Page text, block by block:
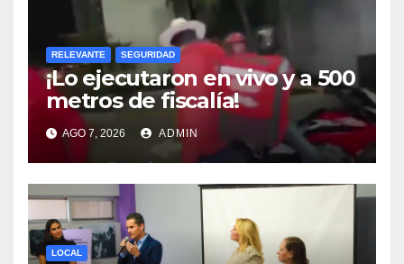
RELEVANTE SEGURIDAD
¡Lo ejecutaron en vivo y a 500
metros de fiscalía!
AGO 7, 2026 ADMIN
LOCAL